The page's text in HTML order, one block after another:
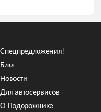
Спецпредложения!
Блог
Новости
Для автосервисов
О Подорожнике